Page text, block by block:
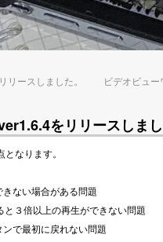
ースしました。
ビデオビュ
をリリースしまし
なります。
ない場合がある問題
と３倍以上の再生ができない問題
で最初に戻れない問題